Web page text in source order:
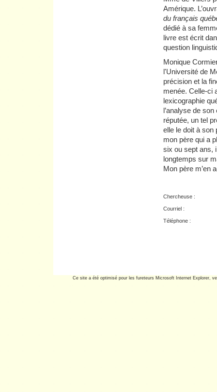
Amérique.
du français
dédié à sa
livre est écrit
question
Monique
l'Université de
précision et la
menée. Celle-ci
lexicographie
l’analyse de
réputée, un tel
elle le doit à son
mon père qui a
six ou sept ans,
longtemps sur
Mon père m’en
Chercheuse :
Courriel :
Téléphone :
Ce site a été optimisé pour les fureteurs Microsoft Internet Explorer,